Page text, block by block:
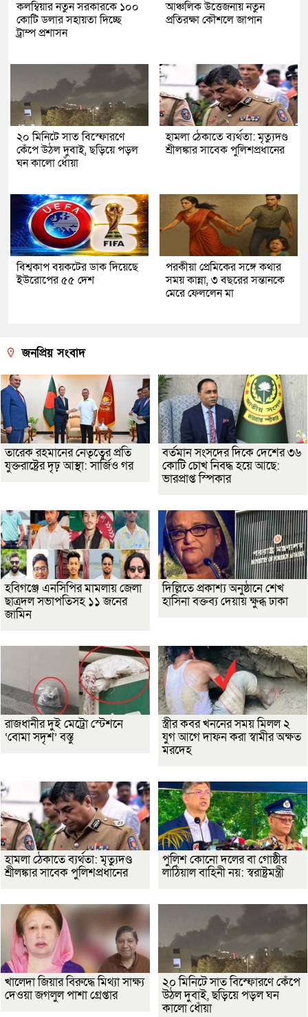
কলম্বিয়ার নতুন সরকারকে ১০০
কোটি ডলার সহায়তা দিচ্ছে
ট্রাম্প প্রশাসন
আঞ্চলিক উত্তেজনায় নতুন
প্রতিরক্ষা কৌশলে জাপান
২০ মিনিটে সাত বিস্ফোরণে
কেঁপে উঠল দুবাই, ছড়িয়ে পড়ল
ঘন কালো ধোঁয়া
হামলা ঠেকাতে ব্যর্থতা: মৃত্যুদণ্ড
শ্রীলঙ্কার সাবেক পুলিশপ্রধানের
বিশ্বকাপ বয়কটের ডাক দিয়েছে
ইউরোপের ৫৫ দেশ
পরকীয়া প্রেমিকের সঙ্গে কথার
সময় কান্না, ৩ বছরের সন্তানকে
মেরে ফেললেন মা
জনপ্রিয় সংবাদ
তারেক রহমানের নেতৃত্বের প্রতি
যুক্তরাষ্ট্রের দৃঢ় আস্থা: সার্জিও গর
বর্তমান সংসদের দিকে দেশের ৩৬
কোটি চোখ নিবদ্ধ হয়ে আছে:
ভারপ্রাপ্ত স্পিকার
হবিগঞ্জে এনসিপির মামলায় জেলা
ছাত্রদল সভাপতিসহ ১১ জনের
জামিন
দিল্লিতে প্রকাশ্য অনুষ্ঠানে শেখ
হাসিনা বক্তব্য দেয়ায় ক্ষুব্ধ ঢাকা
রাজধানীর দুই মেট্রো স্টেশনে
‘বোমা সদৃশ’ বস্তু
স্ত্রীর কবর খননের সময় মিলল ২
যুগ আগে দাফন করা স্বামীর অক্ষত
মরদেহ
হামলা ঠেকাতে ব্যর্থতা: মৃত্যুদণ্ড
শ্রীলঙ্কার সাবেক পুলিশপ্রধানের
পুলিশ কোনো দলের বা গোষ্ঠীর
লাঠিয়াল বাহিনী নয়: স্বরাষ্ট্রমন্ত্রী
খালেদা জিয়ার বিরুদ্ধে মিথ্যা সাক্ষ্য
দেওয়া জগলুল পাশা গ্রেপ্তার
২০ মিনিটে সাত বিস্ফোরণে কেঁপে
উঠল দুবাই, ছড়িয়ে পড়ল ঘন
কালো ধোঁয়া